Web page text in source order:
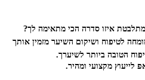
מתלבטת איזו סדרה הכימתאימה לך?
לטיפוח ושיקום השיער מזמין אותך
הטובה ביותר לשיערך.
לייעוץ מקצועי ומהיר.